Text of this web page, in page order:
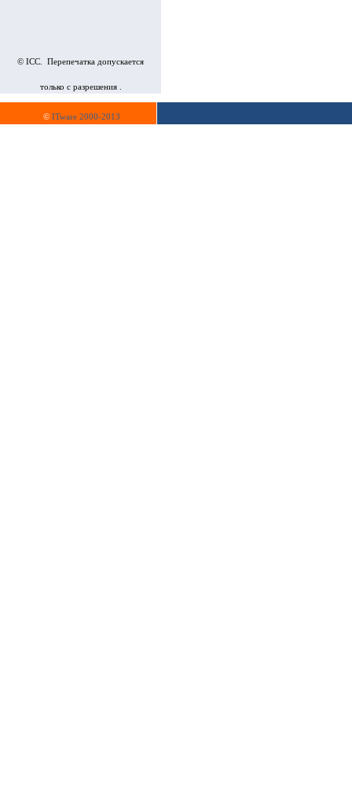
© ICC. Перепечатка допускается
только с разрешения .
© ITware 2000-2013